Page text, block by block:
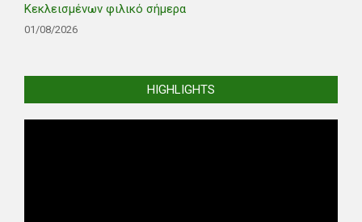
Κεκλεισμένων φιλικό σήμερα
01/08/2026
HIGHLIGHTS